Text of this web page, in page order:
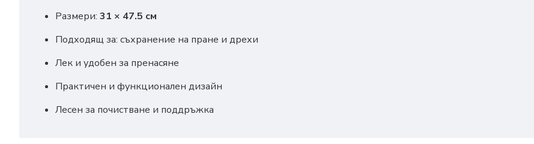
Размери: 31 × 47.5 см
Подходящ за: съхранение на пране и дрехи
Лек и удобен за пренасяне
Практичен и функционален дизайн
Лесен за почистване и поддръжка